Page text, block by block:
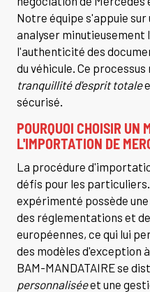
Notre équipe s'appuie
analyser minutieusement
l'authenticité des
du véhicule. Ce
tranquillité d'esprit totale
sécurisé.
POURQUOI CHOISIR UN
L'IMPORTATION DE
La procédure
défis pour les
expérimenté possède
des réglementations et
européennes, ce qui lui
des modèles d'exception
BAM-MANDATAIRE se
personnaliséeet une